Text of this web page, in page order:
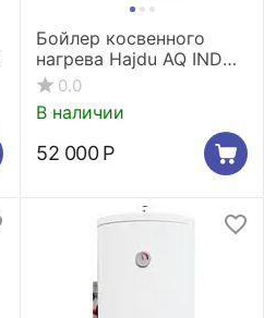
Бойлер косвенного
нагрева Hajdu AQ IND
FCE 200
0.0
В наличии
52 000 Р